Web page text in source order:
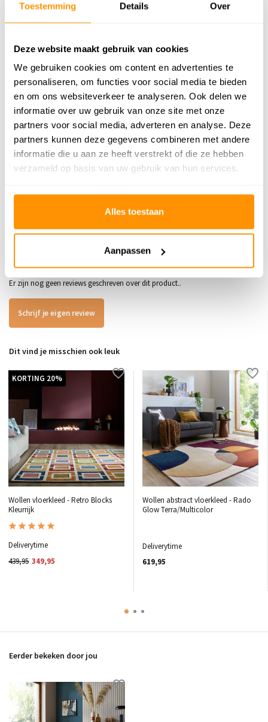
Toestemming Details Over
Deze website maakt gebruik van cookies
We gebruiken cookies om content en advertenties te
personaliseren, om functies voor social media te bieden
en om ons websiteverkeer te analyseren. Ook delen we
informatie over uw gebruik van onze site met onze
partners voor social media, adverteren en analyse. Deze
partners kunnen deze gegevens combineren met andere
informatie die u aan ze heeft verstrekt of die ze hebben
verzameld op basis van uw gebruik van hun services.
Alles toestaan
Aanpassen
279,95
Buy now, pay later
Vloerverwarming Geschikt
Anti allergie
Gecertificeerd ✓
Reviews
Gemiddelde uit 0 beoordelingen
Er zijn nog geen reviews geschreven over dit product..
Schrijf je eigen review
Dit vind je misschien ook leuk
KORTING 20%
Wollen vloerkleed - Retro Blocks
Kleurrijk
Deliverytime
439,95 349,95
Wollen abstract vloerkleed - Rado
Glow Terra/Multicolor
Deliverytime
619,95
Eerder bekeken door jou